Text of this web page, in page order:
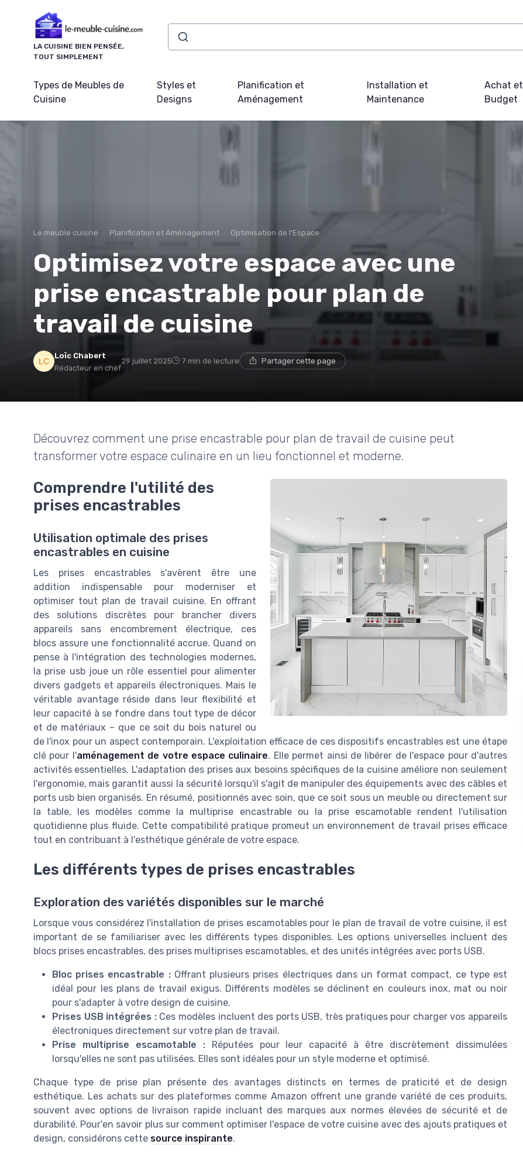
LA CUISINE BIEN PENSÉE,
TOUT SIMPLEMENT
Types de Meubles de
Cuisine
Styles et
Designs
Planification et
Aménagement
Installation et
Maintenance
Achat et
Budget
Le meuble cuisine Planification et Aménagement Optimisation de l'Espace
Optimisez votre espace avec une
prise encastrable pour plan de
travail de cuisine
Loïc Chabert
Rédacteur en chef
29 juillet 2025 7 min de lecture Partager cette page
Découvrez comment une prise encastrable pour plan de travail de cuisine peut
transformer votre espace culinaire en un lieu fonctionnel et moderne.
Comprendre l'utilité des
prises encastrables
Utilisation optimale des prises
encastrables en cuisine
Les prises encastrables s'avèrent être une
addition indispensable pour moderniser et
optimiser tout plan de travail cuisine. En offrant
des solutions discrètes pour brancher divers
appareils sans encombrement électrique, ces
blocs assure une fonctionnalité accrue. Quand on
pense à l'intégration des technologies modernes,
la prise usb joue un rôle essentiel pour alimenter
divers gadgets et appareils électroniques. Mais le
véritable avantage réside dans leur flexibilité et
leur capacité à se fondre dans tout type de décor
et de matériaux – que ce soit du bois naturel ou
de l'inox pour un aspect contemporain. L'exploitation efficace de ces dispositifs encastrables est une étape
clé pour l'aménagement de votre espace culinaire. Elle permet ainsi de libérer de l'espace pour d'autres
activités essentielles. L'adaptation des prises aux besoins spécifiques de la cuisine améliore non seulement
l'ergonomie, mais garantit aussi la sécurité lorsqu'il s'agit de manipuler des équipements avec des câbles et
ports usb bien organisés. En résumé, positionnés avec soin, que ce soit sous un meuble ou directement sur
la table, les modèles comme la multiprise encastrable ou la prise escamotable rendent l'utilisation
quotidienne plus fluide. Cette compatibilité pratique promeut un environnement de travail prises efficace
tout en contribuant à l'esthétique générale de votre espace.
Les différents types de prises encastrables
Exploration des variétés disponibles sur le marché
Lorsque vous considérez l'installation de prises escamotables pour le plan de travail de votre cuisine, il est
important de se familiariser avec les différents types disponibles. Les options universelles incluent des
blocs prises encastrables, des prises multiprises escamotables, et des unités intégrées avec ports USB.
Bloc prises encastrable :Offrant plusieurs prises électriques dans un format compact, ce type est
idéal pour les plans de travail exigus. Différents modèles se déclinent en couleurs inox, mat ou noir
pour s'adapter à votre design de cuisine.
Prises USB intégrées :Ces modèles incluent des ports USB, très pratiques pour charger vos appareils
électroniques directement sur votre plan de travail.
Prise multiprise escamotable :Réputées pour leur capacité à être discrètement dissimulées
lorsqu'elles ne sont pas utilisées. Elles sont idéales pour un style moderne et optimisé.
Chaque type de prise plan présente des avantages distincts en termes de praticité et de design
esthétique. Les achats sur des plateformes comme Amazon offrent une grande variété de ces produits,
souvent avec options de livraison rapide incluant des marques aux normes élevées de sécurité et de
durabilité. Pour'en savoir plus sur comment optimiser l'espace de votre cuisine avec des ajouts pratiques et
design, considérons cette source inspirante.